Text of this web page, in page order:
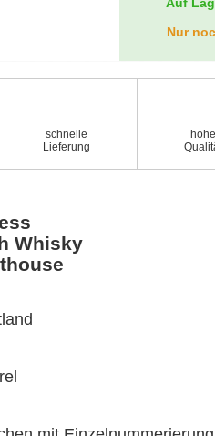
Nur
schnelle
Lieferung
hohe
Whisky